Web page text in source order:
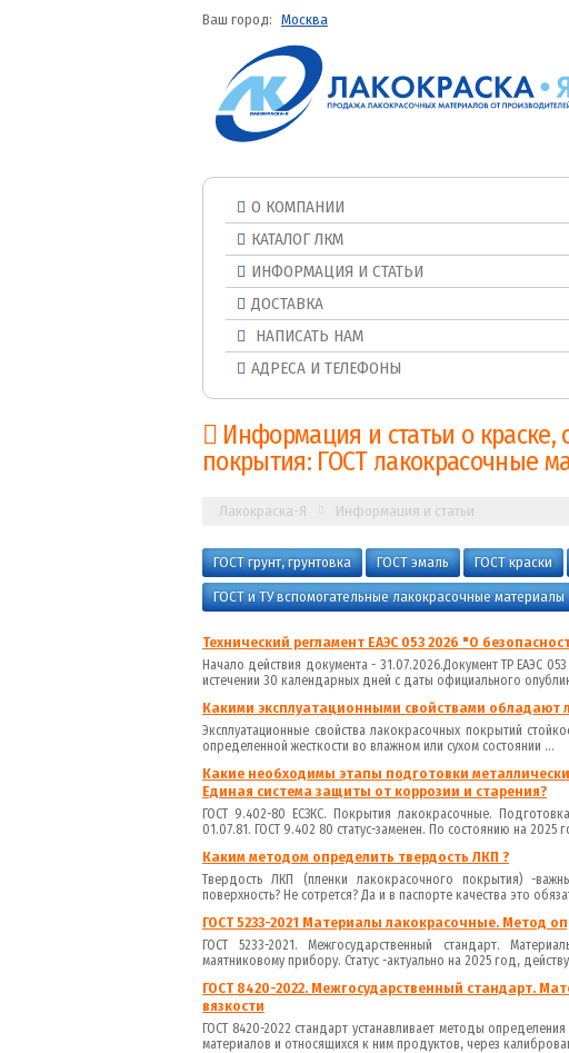
Ваш город: Москва
О КОМПАНИИ
КАТАЛОГ ЛКМ
ИНФОРМАЦИЯ И СТАТЬИ
ДОСТАВКА
НАПИСАТЬ НАМ
АДРЕСА И ТЕЛЕФОНЫ
Информация и статьи о краске,
покрытия: ГОСТ лакокрасочные
Лакокраска-Я Информация и статьи
ГОСТ грунт, грунтовка ГОСТ эмаль ГОСТ краски
ГОСТ и ТУ вспомогательные лакокрасочные материалы
Технический регламент ЕАЭС 053 2026 "О
Начало действия документа - 31.07.2026.Документ ТР ЕАЭС
истечении 30 календарных дней с даты официального
Какими эксплуатационными свойствами обладают
Эксплуатационные свойства лакокрасочных покрытий
определенной жесткости во влажном или сухом состоянии ...
Какие необходимы этапы подготовки
Единая система защиты от коррозии и старения?
ГОСТ 9.402-80 ЕСЗКС. Покрытия лакокрасочные.
01.07.81. ГОСТ 9.402 80 статус-заменен. По состоянию на 2025
Каким методом определить твердость ЛКП ?
Твердость ЛКП (пленки лакокрасочного покрытия) -
поверхность? Не сотрется? Да и в паспорте качества это
ГОСТ 5233-2021 Материалы лакокрасочные. Метод
ГОСТ 5233-2021. Межгосударственный стандарт.
маятниковому прибору. Статус -актуально на 2025 год,
ГОСТ 8420-2022. Межгосударственный стандарт.
вязкости
ГОСТ 8420-2022 стандарт устанавливает методы
материалов и относящихся к ним продуктов, через